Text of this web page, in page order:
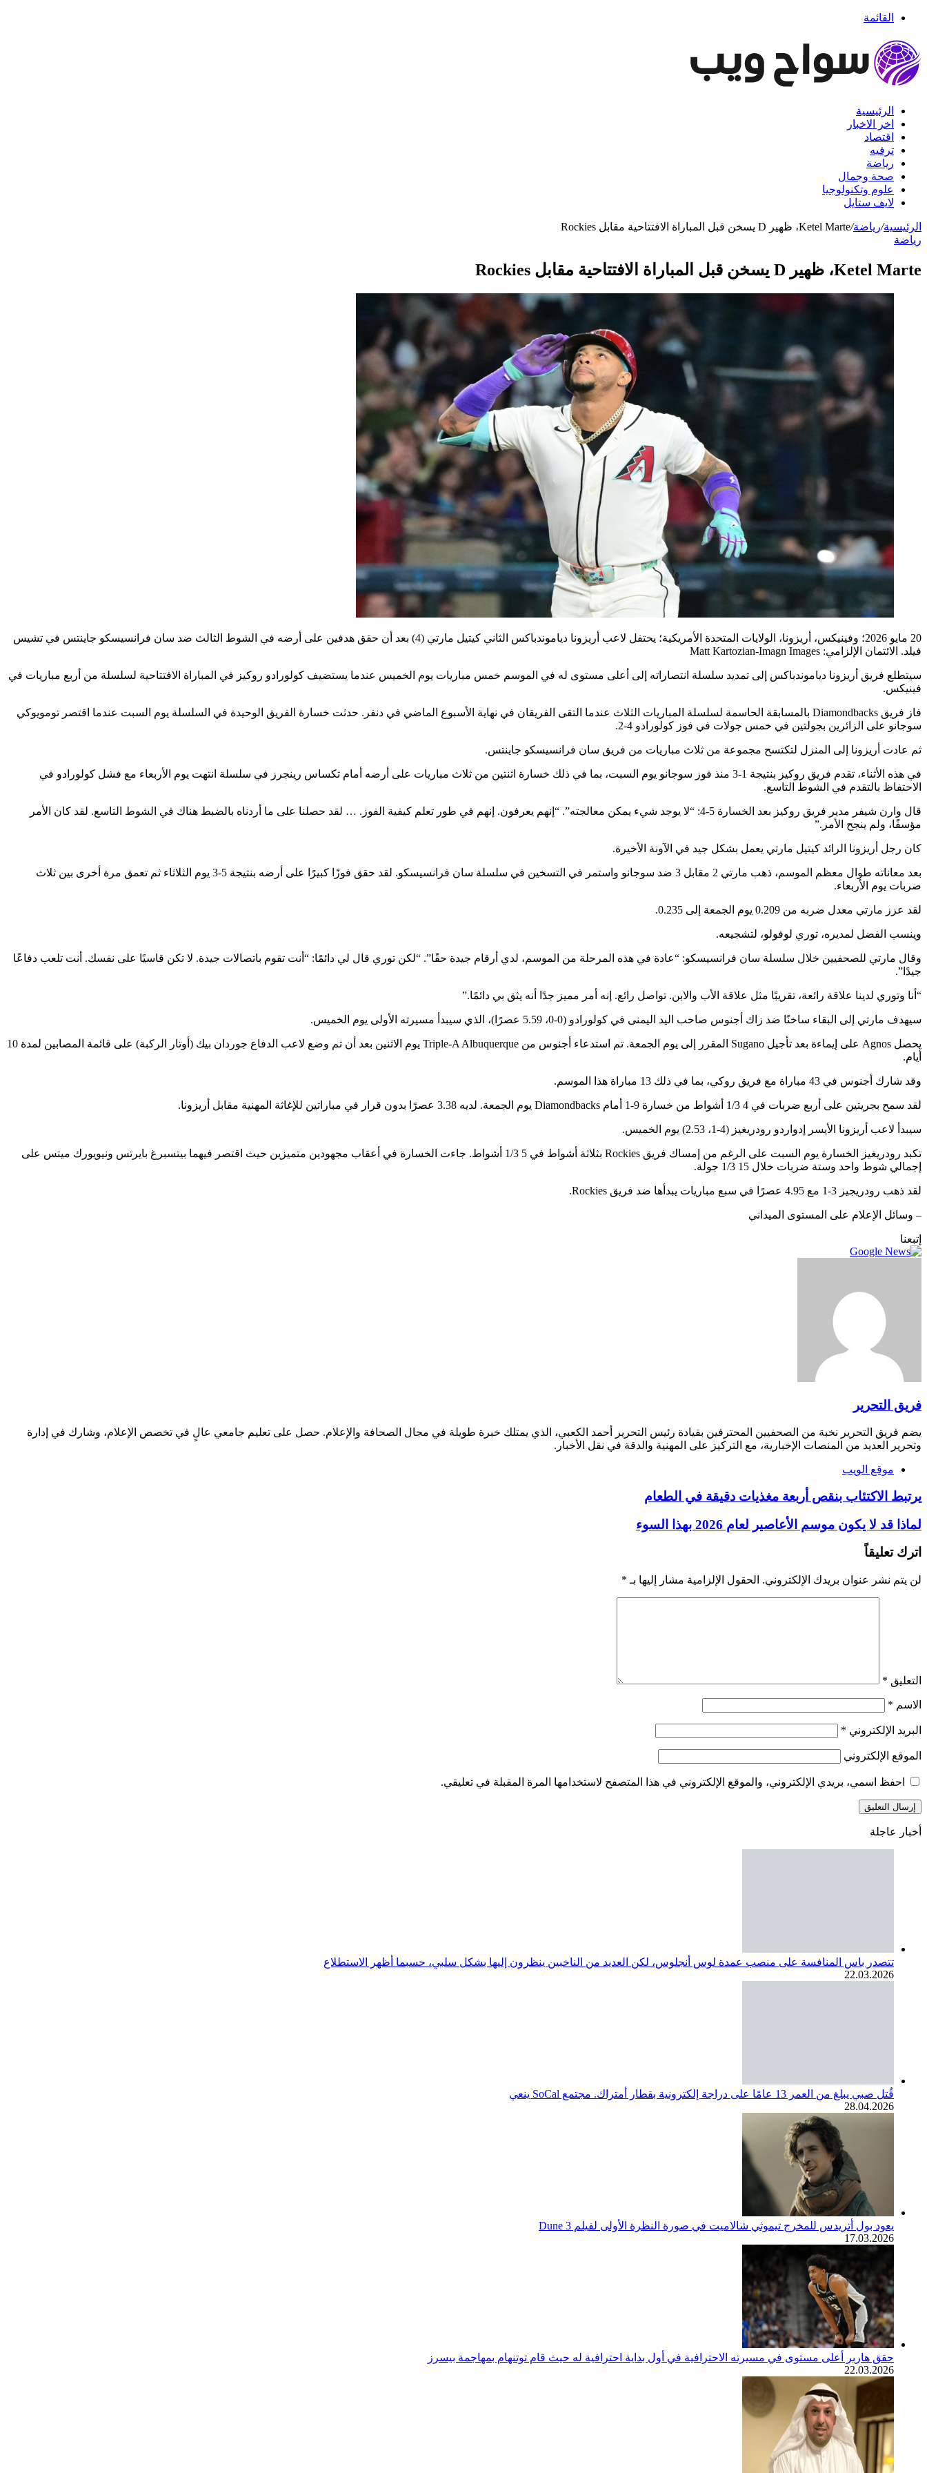
القائمة
الرئيسية
اخر الاخبار
اقتصاد
ترفيه
رياضة
صحة وجمال
علوم وتكنولوجيا
لايف ستايل
الرئيسية/رياضة/Ketel Marte، ظهير D يسخن قبل المباراة الافتتاحية مقابل Rockies
رياضة
Ketel Marte، ظهير D يسخن قبل المباراة الافتتاحية مقابل Rockies
20 مايو 2026؛ وفينيكس، أريزونا، الولايات المتحدة الأمريكية؛ يحتفل لاعب أريزونا دياموندباكس الثاني كيتيل مارتي (4) بعد أن حقق هدفين على أرضه في الشوط الثالث ضد سان فرانسيسكو جاينتس في تشيس
فيلد. الائتمان الإلزامي: Matt Kartozian-Imagn Images
سيتطلع فريق أريزونا دياموندباكس إلى تمديد سلسلة انتصاراته إلى أعلى مستوى له في الموسم خمس مباريات يوم الخميس عندما يستضيف كولورادو روكيز في المباراة الافتتاحية لسلسلة من أربع مباريات في
فينيكس.
فاز فريق Diamondbacks بالمسابقة الحاسمة لسلسلة المباريات الثلاث عندما التقى الفريقان في نهاية الأسبوع الماضي في دنفر. حدثت خسارة الفريق الوحيدة في السلسلة يوم السبت عندما اقتصر تومويوكي
سوجانو على الزائرين بجولتين في خمس جولات في فوز كولورادو 4-2.
ثم عادت أريزونا إلى المنزل لتكتسح مجموعة من ثلاث مباريات من فريق سان فرانسيسكو جاينتس.
في هذه الأثناء، تقدم فريق روكيز بنتيجة 1-3 منذ فوز سوجانو يوم السبت، بما في ذلك خسارة اثنتين من ثلاث مباريات على أرضه أمام تكساس رينجرز في سلسلة انتهت يوم الأربعاء مع فشل كولورادو في
الاحتفاظ بالتقدم في الشوط التاسع.
قال وارن شيفر مدير فريق روكيز بعد الخسارة 5-4: “لا يوجد شيء يمكن معالجته”. “إنهم يعرفون. إنهم في طور تعلم كيفية الفوز. … لقد حصلنا على ما أردناه بالضبط هناك في الشوط التاسع. لقد كان الأمر
مؤسفًا، ولم ينجح الأمر.”
كان رجل أريزونا الرائد كيتيل مارتي يعمل بشكل جيد في الآونة الأخيرة.
بعد معاناته طوال معظم الموسم، ذهب مارتي 2 مقابل 3 ضد سوجانو واستمر في التسخين في سلسلة سان فرانسيسكو. لقد حقق فوزًا كبيرًا على أرضه بنتيجة 5-3 يوم الثلاثاء ثم تعمق مرة أخرى بين ثلاث
ضربات يوم الأربعاء.
لقد عزز مارتي معدل ضربه من 0.209 يوم الجمعة إلى 0.235.
وينسب الفضل لمديره، توري لوفولو، لتشجيعه.
وقال مارتي للصحفيين خلال سلسلة سان فرانسيسكو: “عادة في هذه المرحلة من الموسم، لدي أرقام جيدة حقًا”. “لكن توري قال لي دائمًا: “أنت تقوم باتصالات جيدة. لا تكن قاسيًا على نفسك. أنت تلعب دفاعًا
جيدًا”.
“أنا وتوري لدينا علاقة رائعة، تقريبًا مثل علاقة الأب والابن. تواصل رائع. إنه أمر مميز جدًا أنه يثق بي دائمًا.”
سيهدف مارتي إلى البقاء ساخنًا ضد زاك أجنوس صاحب اليد اليمنى في كولورادو (0-0، 5.59 عصرًا)، الذي سيبدأ مسيرته الأولى يوم الخميس.
يحصل Agnos على إيماءة بعد تأجيل Sugano المقرر إلى يوم الجمعة. تم استدعاء أجنوس من Triple-A Albuquerque يوم الاثنين بعد أن تم وضع لاعب الدفاع جوردان بيك (أوتار الركبة) على قائمة المصابين لمدة 10
أيام.
وقد شارك أجنوس في 43 مباراة مع فريق روكي، بما في ذلك 13 مباراة هذا الموسم.
لقد سمح بجريتين على أربع ضربات في 4 1/3 أشواط من خسارة 9-1 أمام Diamondbacks يوم الجمعة. لديه 3.38 عصرًا بدون قرار في مباراتين للإغاثة المهنية مقابل أريزونا.
سيبدأ لاعب أريزونا الأيسر إدواردو رودريغيز (4-1، 2.53) يوم الخميس.
تكبد رودريغيز الخسارة يوم السبت على الرغم من إمساك فريق Rockies بثلاثة أشواط في 5 1/3 أشواط. جاءت الخسارة في أعقاب مجهودين متميزين حيث اقتصر فيهما بيتسبرغ بايرتس ونيويورك ميتس على
إجمالي شوط واحد وستة ضربات خلال 15 1/3 جولة.
لقد ذهب رودريجيز 3-1 مع 4.95 عصرًا في سبع مباريات يبدأها ضد فريق Rockies.
– وسائل الإعلام على المستوى الميداني
إتبعنا
فريق التحرير
يضم فريق التحرير نخبة من الصحفيين المحترفين بقيادة رئيس التحرير أحمد الكعبي، الذي يمتلك خبرة طويلة في مجال الصحافة والإعلام. حصل على تعليم جامعي عالٍ في تخصص الإعلام، وشارك في إدارة
وتحرير العديد من المنصات الإخبارية، مع التركيز على المهنية والدقة في نقل الأخبار.
موقع الويب
يرتبط الاكتئاب بنقص أربعة مغذيات دقيقة في الطعام
لماذا قد لا يكون موسم الأعاصير لعام 2026 بهذا السوء
اترك تعليقاً
لن يتم نشر عنوان بريدك الإلكتروني. الحقول الإلزامية مشار إليها بـ *
التعليق *
الاسم *
البريد الإلكتروني *
الموقع الإلكتروني
احفظ اسمي، بريدي الإلكتروني، والموقع الإلكتروني في هذا المتصفح لاستخدامها المرة المقبلة في تعليقي.
أخبار عاجلة
تتصدر باس المنافسة على منصب عمدة لوس أنجلوس، لكن العديد من الناخبين ينظرون إليها بشكل سلبي، حسبما أظهر الاستطلاع
22.03.2026
قُتل صبي يبلغ من العمر 13 عامًا على دراجة إلكترونية بقطار أمتراك. مجتمع SoCal ينعي
28.04.2026
يعود بول أتريدس للمخرج تيموثي شالاميت في صورة النظرة الأولى لفيلم Dune 3
17.03.2026
حقق هاربر أعلى مستوى في مسيرته الاحترافية في أول بداية احترافية له حيث قام توتنهام بمهاجمة بيسرز
22.03.2026